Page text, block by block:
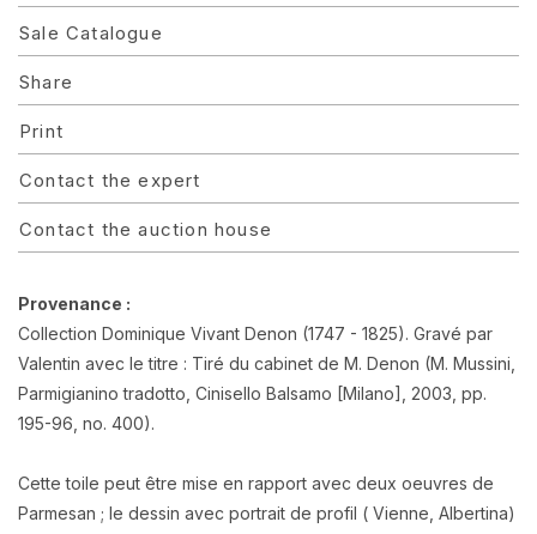
Sale Catalogue
Share
Print
Contact the expert
Contact the auction house
Provenance :
Collection Dominique Vivant Denon (1747 - 1825). Gravé par
Valentin avec le titre : Tiré du cabinet de M. Denon (M. Mussini,
Parmigianino tradotto, Cinisello Balsamo [Milano], 2003, pp.
195-96, no. 400).
Cette toile peut être mise en rapport avec deux oeuvres de
Parmesan ; le dessin avec portrait de profil ( Vienne, Albertina)